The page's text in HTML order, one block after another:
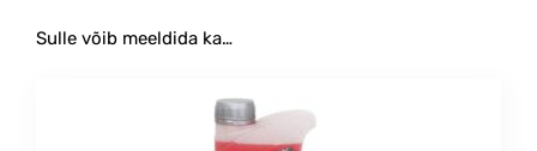
Sulle võib meeldida ka…